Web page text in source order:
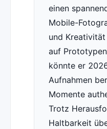
einen
Mobile-
und
auf
könnte er
Aufnahmen
Momente
Trotz
Haltbarkeit